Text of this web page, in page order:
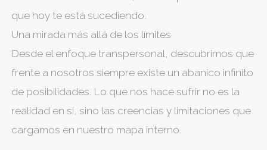
que hoy te está sucediendo.
Una mirada más allá de los límites
Desde el enfoque transpersonal, descubrimos que
frente a nosotros siempre existe un abanico infinito
de posibilidades. Lo que nos hace sufrir no es la
realidad en sí, sino las creencias y limitaciones que
cargamos en nuestro mapa interno.